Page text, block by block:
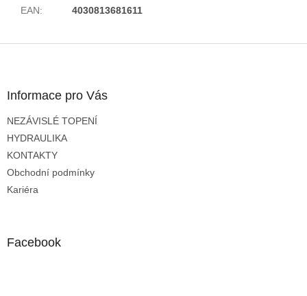
EAN: 4030813681611
Informace pro Vás
NEZÁVISLÉ TOPENÍ
HYDRAULIKA
KONTAKTY
Obchodní podmínky
Kariéra
Facebook